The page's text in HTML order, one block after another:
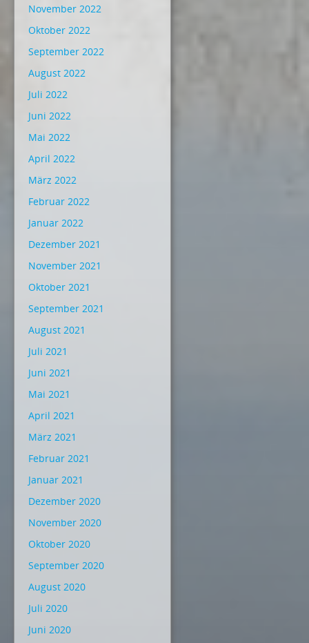
November 2022
Oktober 2022
September 2022
August 2022
Juli 2022
Juni 2022
Mai 2022
April 2022
März 2022
Februar 2022
Januar 2022
Dezember 2021
November 2021
Oktober 2021
September 2021
August 2021
Juli 2021
Juni 2021
Mai 2021
April 2021
März 2021
Februar 2021
Januar 2021
Dezember 2020
November 2020
Oktober 2020
September 2020
August 2020
Juli 2020
Juni 2020